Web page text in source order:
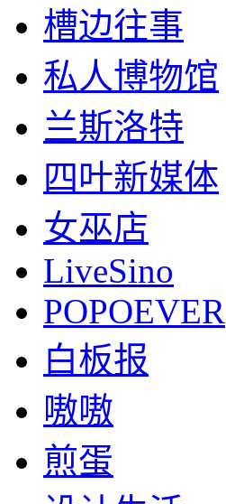
槽边往事
私人博物馆
兰斯洛特
四叶新媒体
女巫店
LiveSino
POPOEVER
白板报
嗷嗷
煎蛋